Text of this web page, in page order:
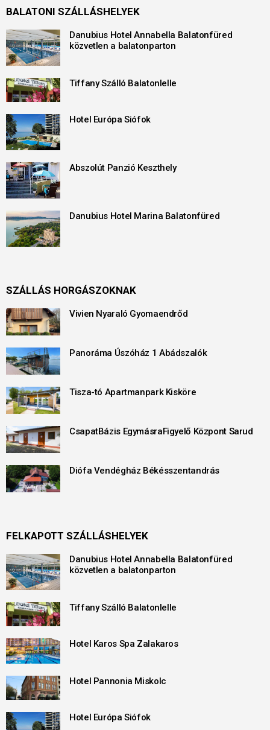
BALATONI SZÁLLÁSHELYEK
Danubius Hotel Annabella Balatonfüred
közvetlen a balatonparton
Tiffany Szálló Balatonlelle
Hotel Európa Siófok
Abszolút Panzió Keszthely
Danubius Hotel Marina Balatonfüred
SZÁLLÁS HORGÁSZOKNAK
Vivien Nyaraló Gyomaendrőd
Panoráma Úszóház 1 Abádszalók
Tisza-tó Apartmanpark Kisköre
CsapatBázis EgymásraFigyelő Központ Sarud
Diófa Vendégház Békésszentandrás
FELKAPOTT SZÁLLÁSHELYEK
Danubius Hotel Annabella Balatonfüred
közvetlen a balatonparton
Tiffany Szálló Balatonlelle
Hotel Karos Spa Zalakaros
Hotel Pannonia Miskolc
Hotel Európa Siófok